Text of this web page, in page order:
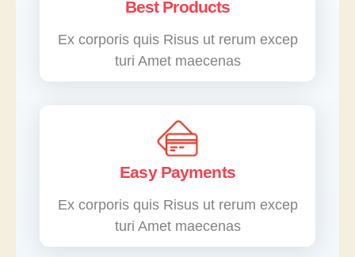
Best Products
Ex corporis quis Risus ut rerum excep
turi Amet maecenas
Easy Payments
Ex corporis quis Risus ut rerum excep
turi Amet maecenas